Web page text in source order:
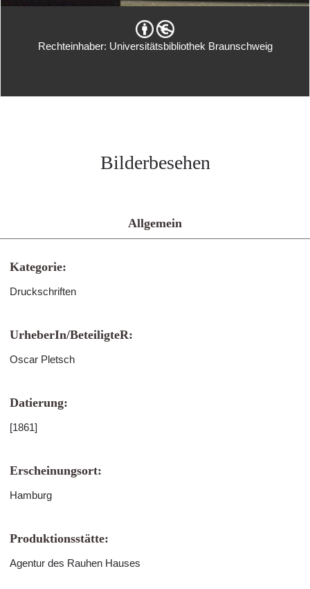
Rechteinhaber: Universitätsbibliothek Braunschweig
Bilderbesehen
Allgemein
Kategorie:
Druckschriften
UrheberIn/BeteiligteR:
Oscar Pletsch
Datierung:
[1861]
Erscheinungsort:
Hamburg
Produktionsstätte:
Agentur des Rauhen Hauses